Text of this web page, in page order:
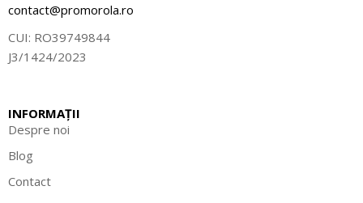
contact@promorola.ro
CUI: RO39749844
J3/1424/2023
INFORMAȚII
Despre noi
Blog
Contact